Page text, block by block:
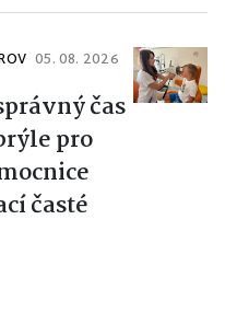
05. 08. 2026
čas
pro
časté